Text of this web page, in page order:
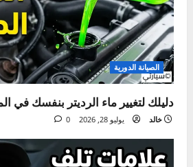
صيانة الإطارات – خطأ بسيط قد
خالد أغسطس 4, 2026 0